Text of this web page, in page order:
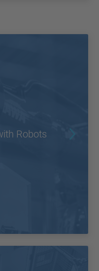
Robots